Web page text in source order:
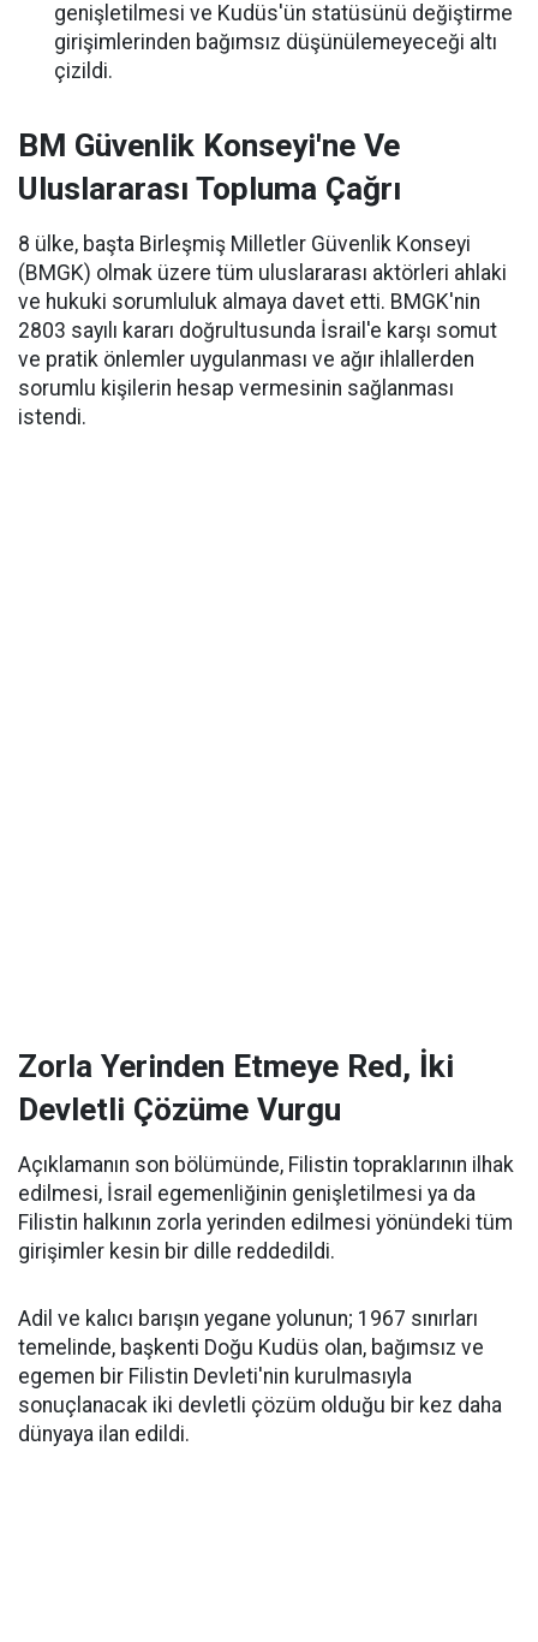
genişletilmesi ve Kudüs'ün statüsünü değiştirme
girişimlerinden bağımsız düşünülemeyeceği altı
çizildi.
BM Güvenlik Konseyi'ne Ve
Uluslararası Topluma Çağrı
8 ülke, başta Birleşmiş Milletler Güvenlik Konseyi
(BMGK) olmak üzere tüm uluslararası aktörleri ahlaki
ve hukuki sorumluluk almaya davet etti. BMGK'nin
2803 sayılı kararı doğrultusunda İsrail'e karşı somut
ve pratik önlemler uygulanması ve ağır ihlallerden
sorumlu kişilerin hesap vermesinin sağlanması
istendi.
Zorla Yerinden Etmeye Red, İki
Devletli Çözüme Vurgu
Açıklamanın son bölümünde, Filistin topraklarının ilhak
edilmesi, İsrail egemenliğinin genişletilmesi ya da
Filistin halkının zorla yerinden edilmesi yönündeki tüm
girişimler kesin bir dille reddedildi.
Adil ve kalıcı barışın yegane yolunun; 1967 sınırları
temelinde, başkenti Doğu Kudüs olan, bağımsız ve
egemen bir Filistin Devleti'nin kurulmasıyla
sonuçlanacak iki devletli çözüm olduğu bir kez daha
dünyaya ilan edildi.